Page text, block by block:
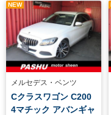
NEW
メルセデス・ベンツ
Cクラスワゴン C200
4マチック アバンギャ